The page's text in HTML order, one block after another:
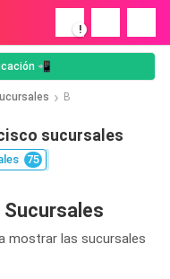
!
📲
B
sucursales
75
Sucursales
mostrar las sucursales